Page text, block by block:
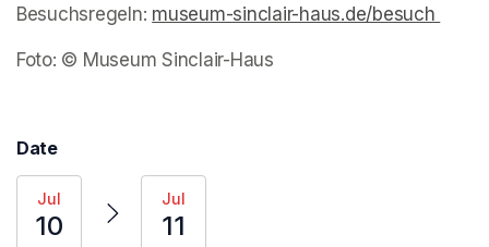
Besuchsregeln: museum-sinclair-haus.de/besuch
Foto: © Museum Sinclair-Haus
Date
Jul
10
Jul
11